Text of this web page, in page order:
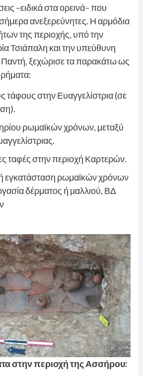
–ειδικά στα ορεινά– που
ανεξερεύνητες. Η αρμόδια
της περιοχής, υπό την
Τσιάπαλη και την υπεύθυνη
ξεχώρισε τα παρακάτω ως
τάφους στην Ευαγγελίστρια (σε
ρωμαϊκών χρόνων, μεταξύ
ταφές στην περιοχή Καρτερών.
εγκατάσταση ρωμαϊκών χρόνων
δέρματος ή μαλλιού, ΒΔ
στην περιοχή της Ασσήρου: